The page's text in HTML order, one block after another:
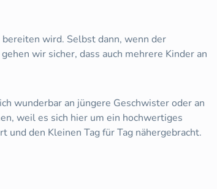
wird. Selbst dann, wenn der
wir sicher, dass auch mehrere Kinder an
wunderbar an jüngere Geschwister oder an
weil es sich hier um ein hochwertiges
den Kleinen Tag für Tag nähergebracht.